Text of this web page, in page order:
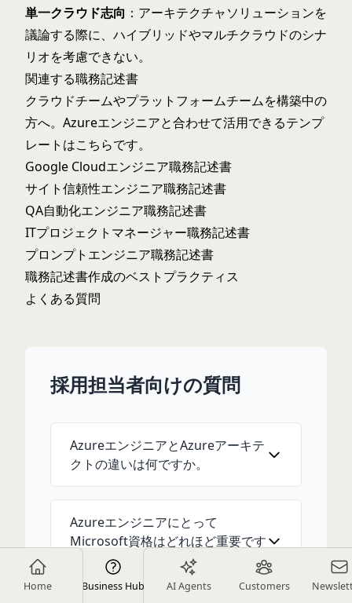
Home Business Hub AI Agents Customers
単一クラウド志向 ：アーキテクチャソリューションを
議論する際に、ハイブリッドやマルチクラウドのシナ
リオを考慮できない。
関連する職務記述書
クラウドチームやプラットフォームチームを構築中の
方へ。Azureエンジニアと合わせて活用できるテンプ
レートはこちらです。
Google Cloudエンジニア職務記述書
サイト信頼性エンジニア職務記述書
QA自動化エンジニア職務記述書
ITプロジェクトマネージャー職務記述書
プロンプトエンジニア職務記述書
職務記述書作成のベストプラクティス
よくある質問
採用担当者向けの質問
AzureエンジニアとAzureアーキテ
クトの違いは何ですか。
Azureエンジニアにとって
Microsoft資格はどれほど重要です